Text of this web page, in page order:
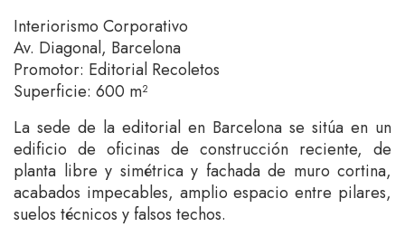
Interiorismo Corporativo
Av. Diagonal, Barcelona
Promotor: Editorial Recoletos
Superficie: 600 m²
La sede de la editorial en Barcelona se sitúa en un
edificio de oficinas de construcción reciente, de
planta libre y simétrica y fachada de muro cortina,
acabados impecables, amplio espacio entre pilares,
suelos técnicos y falsos techos.